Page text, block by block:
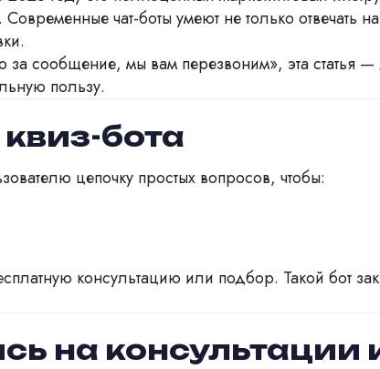
чат-боты умеют не только отвечать
за сообщение, мы вам перезвоним», эта
пользу.
бота
цепочку простых вопросов, чтобы:
консультацию или подбор. Такой бот
на консультации